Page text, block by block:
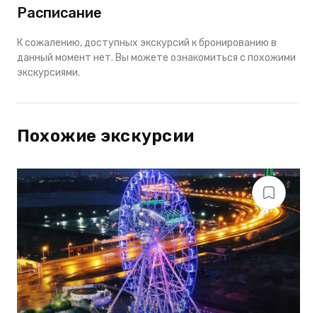
Расписание
К сожалению, доступных экскурсий к бронированию в
данный момент нет. Вы можете ознакомиться с похожими
экскурсиями.
Похожие экскурсии